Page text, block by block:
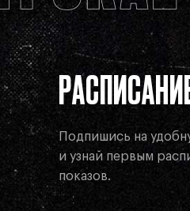
Подпишись на
и узнай первым
показов.